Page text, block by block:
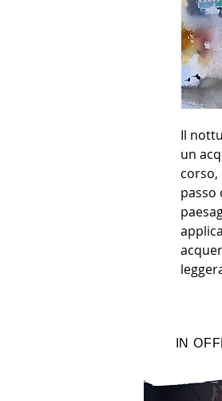
Il
un
corso,
passo
IN